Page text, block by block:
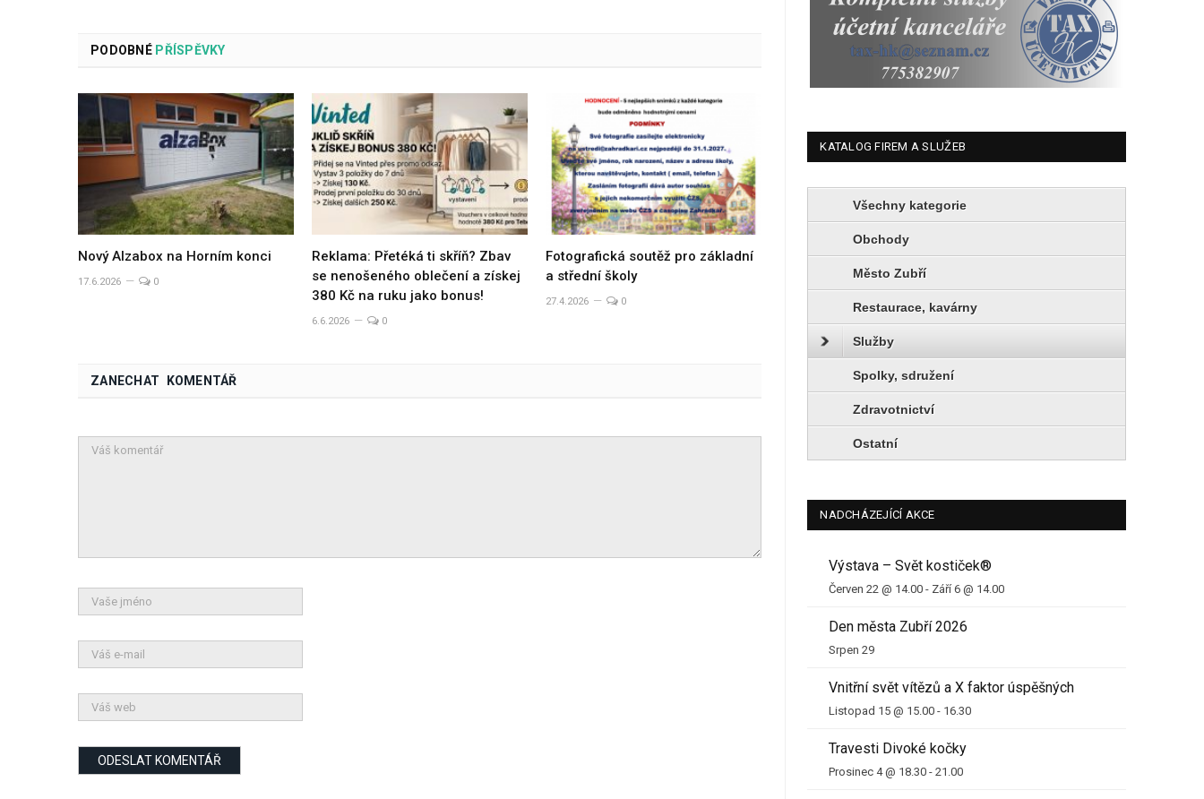
PODOBNÉPŘÍSPĚVKY
Nový Alzabox na Horním konci
17.6.2026 0
Reklama: Přetéká ti skříň? Zbav
se nenošeného oblečení a získej
380 Kč na ruku jako bonus!
6.6.2026 0
Fotografická soutěž pro základní
a střední školy
27.4.2026 0
ZANECHAT KOMENTÁŘ
KATALOG FIREM A SLUŽEB
Všechny kategorie
Obchody
Město Zubří
Restaurace, kavárny
Služby
Spolky, sdružení
Zdravotnictví
Ostatní
NADCHÁZEJÍCÍ AKCE
Výstava – Svět kostiček®
Červen 22 @ 14.00 - Září 6 @ 14.00
Den města Zubří 2026
Srpen 29
Vnitřní svět vítězů a X faktor úspěšných
Listopad 15 @ 15.00 - 16.30
Travesti Divoké kočky
Prosinec 4 @ 18.30 -21.00